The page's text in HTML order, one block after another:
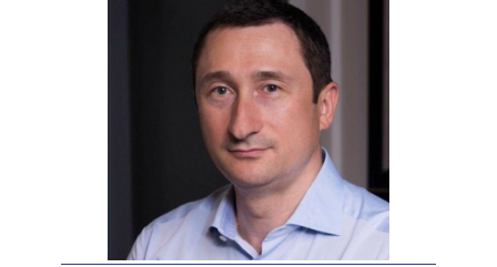
НЕВЫПОЛНЕННЫЕ ОБЕЩАНИЯ
ОБЕЩАНИЯ В ПРОЦЕССЕ
ВСЕ ОБЕЩАНИЯ
АРХИВНЫЕ ОБЕЩАНИЯ